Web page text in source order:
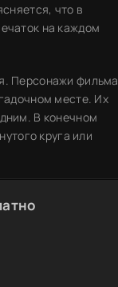
что в
на каждом
Персонажи фильма
месте. Их
В конечном
круга или